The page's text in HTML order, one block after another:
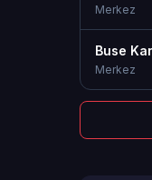
Merkez
Buse
Merkez